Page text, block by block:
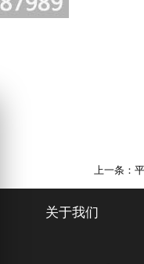
上一条：
关于我们